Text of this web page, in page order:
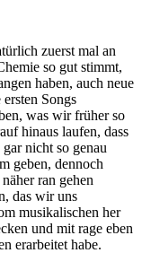
zuerst mal an
so gut stimmt,
haben, auch neue
Songs
was wir früher so
hinaus laufen, dass
nicht so genau
geben, dennoch
ran gehen
das wir uns
musikalischen her
und mit rage eben
erarbeitet habe.